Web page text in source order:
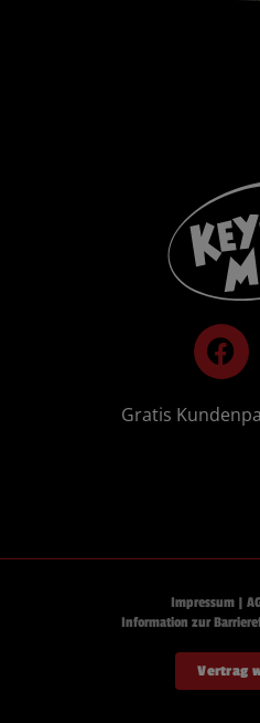
F
a
c
e
Gratis
Impressum |
Information zur
Vertrag